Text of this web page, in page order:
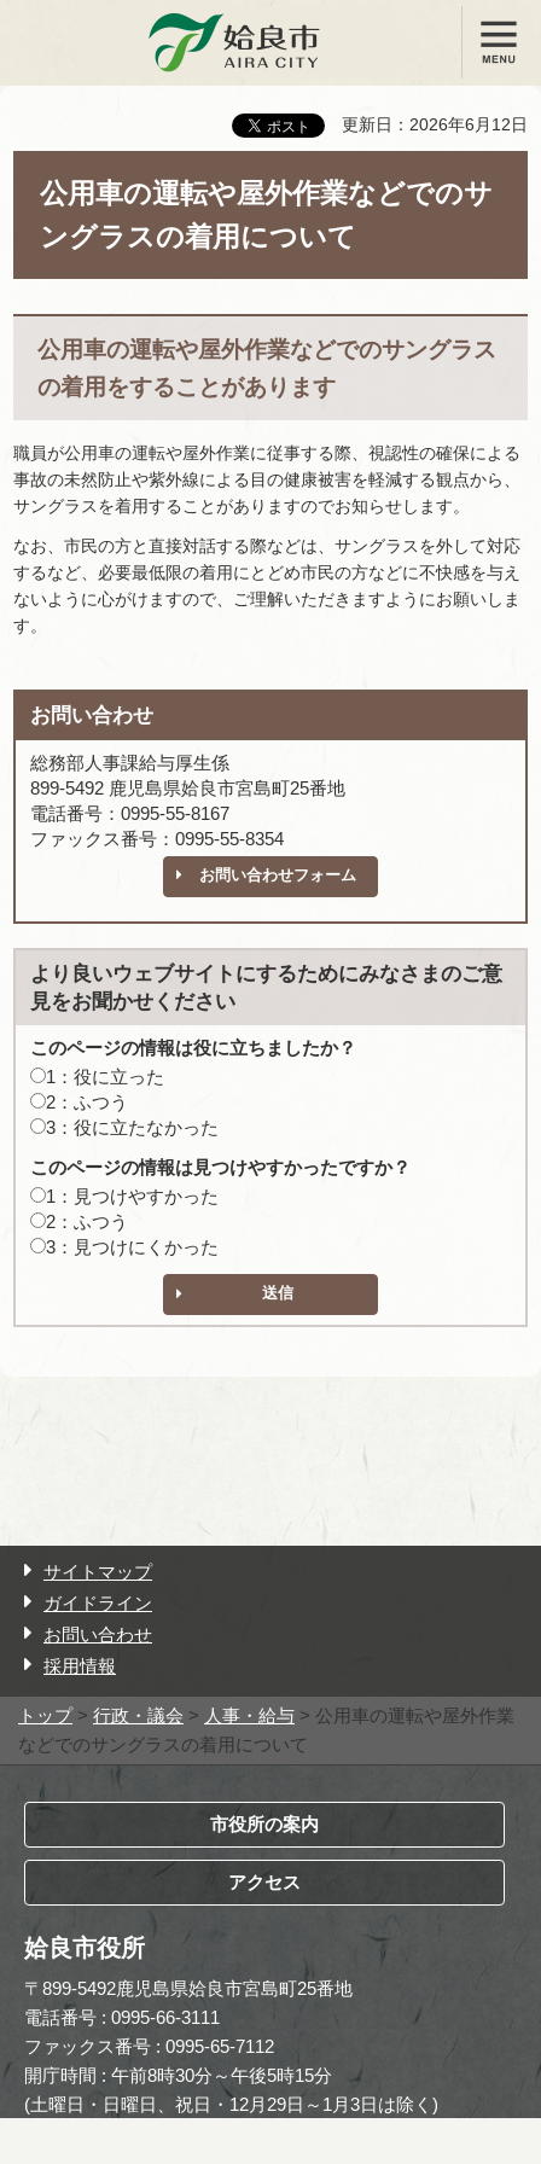
姶良市 メニュー
更新日：2026年6月12日
公用車の運転や屋外作業などでのサ
ングラスの着用について
公用車の運転や屋外作業などでのサングラス
の着用をすることがあります
職員が公用車の運転や屋外作業に従事する際、視認性の確保による
事故の未然防止や紫外線による目の健康被害を軽減する観点から、
サングラスを着用することがありますのでお知らせします。
なお、市民の方と直接対話する際などは、サングラスを外して対応
するなど、必要最低限の着用にとどめ市民の方などに不快感を与え
ないように心がけますので、ご理解いただきますようにお願いしま
す。
お問い合わせ
総務部人事課給与厚生係
899-5492 鹿児島県姶良市宮島町25番地
電話番号：0995-55-8167
ファックス番号：0995-55-8354
お問い合わせフォーム
より良いウェブサイトにするためにみなさまのご意
見をお聞かせください
このページの情報は役に立ちましたか？
1：役に立った
2：ふつう
3：役に立たなかった
このページの情報は見つけやすかったですか？
1：見つけやすかった
2：ふつう
3：見つけにくかった
送信
サイトマップ
ガイドライン
お問い合わせ
採用情報
トップ> 行政・議会 > 人事・給与 > 公用車の運転や屋外作業
などでのサングラスの着用について
市役所の案内
アクセス
姶良市役所
〒899-5492鹿児島県姶良市宮島町25番地
電話番号 : 0995-66-3111
ファックス番号 : 0995-65-7112
開庁時間 : 午前8時30分～午後5時15分
(土曜日・日曜日、祝日・12月29日～1月3日は除く)